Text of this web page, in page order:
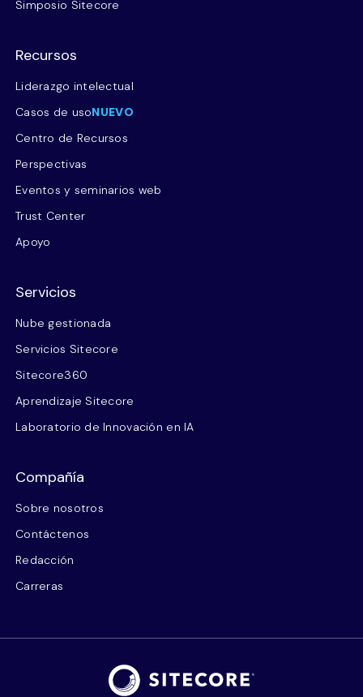
Simposio Sitecore
Recursos
Liderazgo intelectual
Casos de usoNUEVO
Centro de Recursos
Perspectivas
Eventos y seminarios web
Trust Center
Apoyo
Servicios
Nube gestionada
Servicios Sitecore
Sitecore360
Aprendizaje Sitecore
Laboratorio de Innovación en IA
Compañía
Sobre nosotros
Contáctenos
Redacción
Carreras